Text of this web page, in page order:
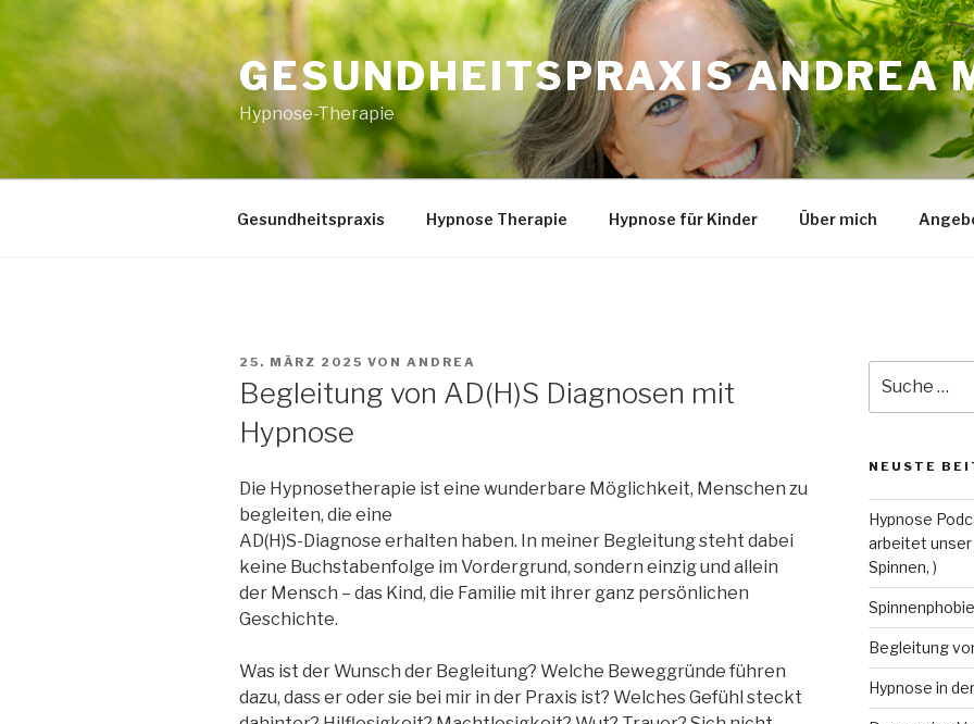
Inhalt
springen
GESUNDHEITSPRAXIS ANDREA
Hypnose-Therapie
Gesundheitspraxis Hypnose Therapie Hypnose für Kinder Über mich
VERÖFFENTLICHT
25. MÄRZ 2025 VON ANDREA
Begleitung von AD(H)S Diagnosen mit
Hypnose
Die Hypnosetherapie ist eine wunderbare Möglichkeit, Menschen zu
begleiten, die eine
AD(H)S-Diagnose erhalten haben. In meiner Begleitung steht dabei
keine Buchstabenfolge im Vordergrund, sondern einzig und allein
der Mensch – das Kind, die Familie mit ihrer ganz persönlichen
Geschichte.
Was ist der Wunsch der Begleitung? Welche Beweggründe führen
dazu, dass er oder sie bei mir in der Praxis ist? Welches Gefühl steckt
nach:
NEUSTE
Hypnose
arbeitet
Spinnen, )
Spinnenphobie
Begleitung
Hypnose in